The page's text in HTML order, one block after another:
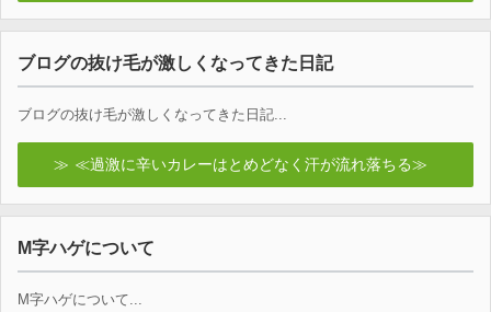
ブログの抜け毛が激しくなってきた日記
ブログの抜け毛が激しくなってきた日記...
≪過激に辛いカレーはとめどなく汗が流れ落ちる≫
M字ハゲについて
M字ハゲについて...